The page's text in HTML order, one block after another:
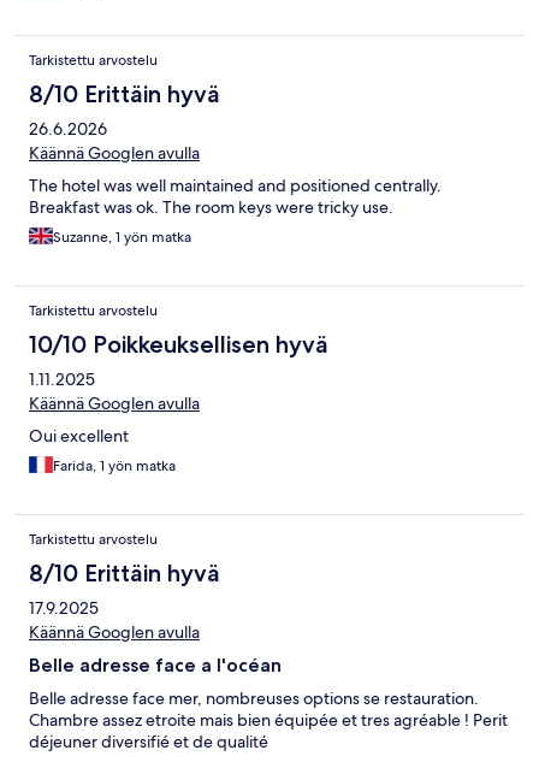
Tarkistettu arvostelu
8/10 Erittäin hyvä
26.6.2026
Käännä Googlen avulla
The hotel was well maintained and positioned centrally.
Breakfast was ok. The room keys were tricky use.
Suzanne, 1 yön matka
Tarkistettu arvostelu
10/10 Poikkeuksellisen hyvä
1.11.2025
Käännä Googlen avulla
Oui excellent
Farida, 1 yön matka
Tarkistettu arvostelu
8/10 Erittäin hyvä
17.9.2025
Käännä Googlen avulla
Belle adresse face a l'océan
Belle adresse face mer, nombreuses options se restauration.
Chambre assez etroite mais bien équipée et tres agréable ! Perit
déjeuner diversifié et de qualité